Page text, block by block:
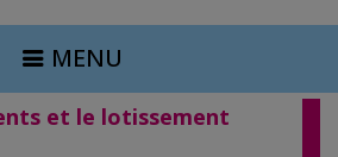
MENU
et le lotissement